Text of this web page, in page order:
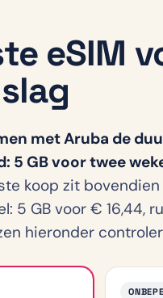
eSIM
met Aruba de
5 GB voor twee
koop zit
5 GB voor € 16,44,
hieronder